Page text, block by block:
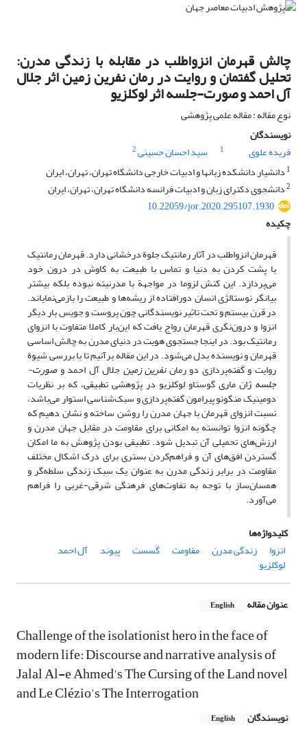
چالش قهرمان انزوا‌طلب در مقابله با زندگی مدرن:
تحلیل گفتمان و روایت در رمان نفرین زمین اثر جلال
آل احمد و صورت-جلسه اثر لوکلزیو
نوع مقاله : مقاله علمی پژوهشی
نویسندگان
فریده علوی
1 سید احسان حسینی2
1 دانشیار دانشکده زبانها و ادبیات خارجی دانشگاه تهران، تهران، ایران
2دانشجوی دکترای زبان و ادبیات فرانسه دانشگاه تهران، تهران، ایران
10.22059/jor.2020.295107.1930
چکیده
قهرمان انزوا‌طلب در آثار رمانتیک جلوة درخشانی دارد. قهرمان رمانتیک
با پشت کردن به دنیا و تماس با طبیعت به کاوش در درون خود
می‌پردازد. این کنش لزوما در مواجهة با مدرنیته نبوده بلکه بیشتر
بیانگر نوستالژی انسان دورافتاده از ریشه‌ها و طبیعت را بازمی‌نمایاند.
در قرن بیستم و تحت تاثیر نویسندگانی چون پروست و جویس بار دیگر
انزوا و درون‌نگری قهرمان رواج یافت که این‌بار کاملا متفاوت با انزوای
رمانتیک بود. در اینجا جستجوی هویت در دنیای مدرن به چالش اساسی
قهرمان و نویسنده بدل می‌شود. در این مقاله برآنیم تا با بررسی شیوة
روایت و گفته‌پردازی دو رماننفرین زمین جلال آل احمد وصورت-
جلسه ژان ماری گوستاولوکلزیو در پژوهشی تطبیقی، که بر نظریات
دومینیک منگونو پیرامون گفته‌پردازی و سبک‌شناسی استوار می‌باشد،
نسبت انزوای قهرمان با جهان مدرن را روشن ساخته و نشان دهیم که
چگونه انزوا توانسته به امکانی برای مقاومت در مقابل جهان مدرن و
ارزش‌های تحمیلی آن تبدیل شود. تطبیقی بودن پژوهش به ما امکان
گستردن افق‌های آن و فراهم‌کردن بستری برای درک اشکال مختلف
مقاومت در برابر زندگی مدرن به عنوان یک سبک زندگی سلطه‌گر و
همسان‌ساز با توجه به تفاوت‌های فرهنگی شرقی-غربی را فراهم
می‌آورد.
کلیدواژه‌ها
انزوا
زندگی مدرن مقاومت گسست پیوند آل احمد
لوکلزیو
عنوان مقاله English
Challenge of the isolationist hero in the face of
modern life: Discourse and narrative analysis of
Jalal Al-e Ahmed's The Cursing of the Land novel
and Le Clézio's The Interrogation
نویسندگان English